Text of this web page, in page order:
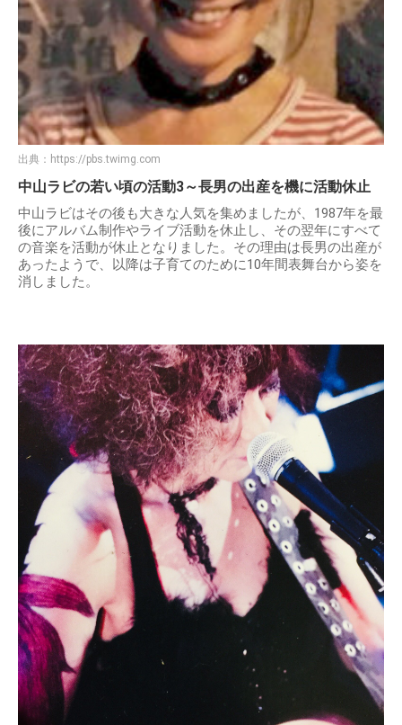
出典： https://pbs.twimg.com
中山ラビの若い頃の活動3～長男の出産を機に活動休止
中山ラビはその後も大きな人気を集めましたが、1987年を最
後にアルバム制作やライブ活動を休止し、その翌年にすべて
の音楽を活動が休止となりました。その理由は長男の出産が
あったようで、以降は子育てのために10年間表舞台から姿を
消しました。